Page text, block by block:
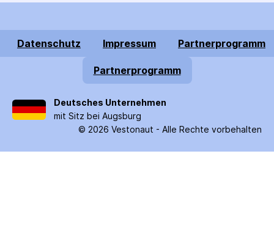
Datenschutz Impressum Partnerprogramm
Partnerprogramm
Deutsches Unternehmen
mit Sitz bei Augsburg
© 2026 Vestonaut - Alle Rechte vorbehalten